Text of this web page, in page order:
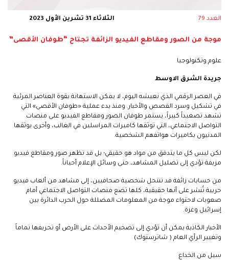
العدد 79 الثلاثاء 31 تشرين الأول 2023
موجة من الصور ومقاطع الفيديو الزائفة تجتاح “طوفان الأقصى”
علوم وتكنولوجيا
جريدة الشرق الاوسط
في العصر الرقمي الذي نعيشه اليوم، لا يمكن الاستهانة بقوة العناصر المرئية
في تشكيل وسرد القصص والأخبار. ومنذ بدء عملية «طوفان الأقصى» التي
تشهد تصعيداً كبيراً، يستمر طوفان الصور ومقاطع الفيديو على منصات
التواصل الاجتماعي، التي توثقها كاميرات المراسلين في الغالب، وأخرى يوثقها
المدنيون بكاميرات هواتفهم الشخصية.
لكن ليس كل ما يتدفق من مواد هو حقيقي؛ بل قد تظهر صور ومقاطع فيديو
مزيفة تؤدي إلى تضليل المشاهد، حتى وسائل الإعلام أحياناً.
من حسابات زائفة قد تنتحل شخصية صحافيين، إلى مشاهد من ألعاب فيديو
حربية تُنشر على أنها حقيقية، كلها تضع منصات التواصل الاجتماعي أمام
صعوبات لاحتواء موجة من المعلومات المضللة حول الحرب الدائرة بين
إسرائيل وغزة.
الأخبار الكاذبة يمكن أن تؤدي إلى تضخيم الأحداث على الأرض أو تحريفها تماماً
وتغيير الرأي العام ( شاترستوك)
سيل من الخداع